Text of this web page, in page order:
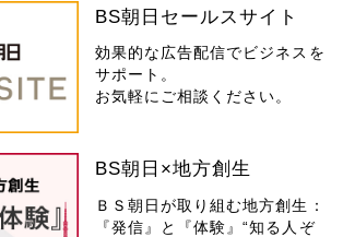
BS朝日セールスサイト
効果的な広告配信でビジネスを
サポート。
お気軽にご相談ください。
BS朝日×地方創生
ＢＳ朝日が取り組む地方創生：
『発信』と『体験』“知る人ぞ